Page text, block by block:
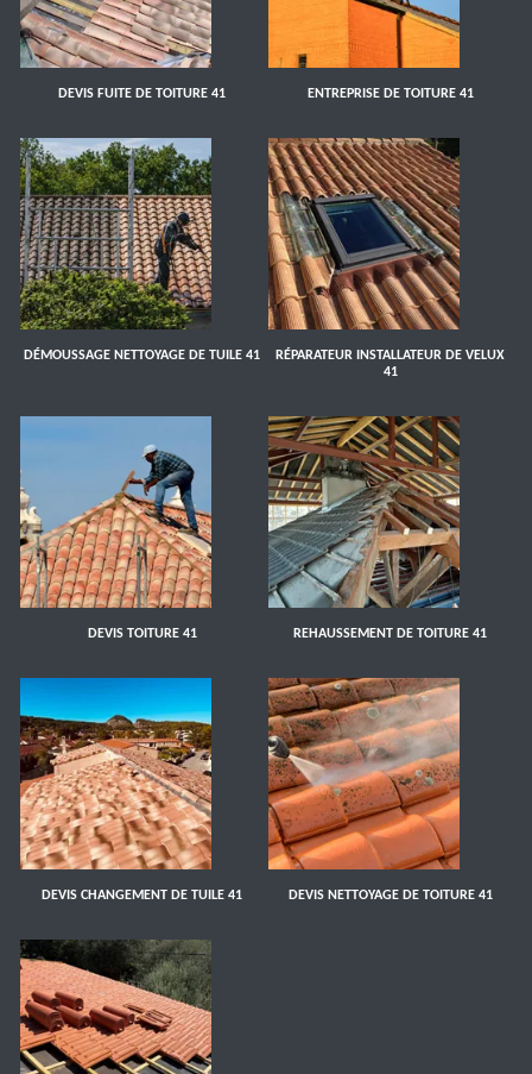
DEVIS FUITE DE TOITURE 41 ENTREPRISE DE TOITURE 41
DÉMOUSSAGE NETTOYAGE DE TUILE 41
RÉPARATEUR INSTALLATEUR DE VELUX
41
DEVIS TOITURE 41 REHAUSSEMENT DE TOITURE 41
DEVIS CHANGEMENT DE TUILE 41 DEVIS NETTOYAGE DE TOITURE 41